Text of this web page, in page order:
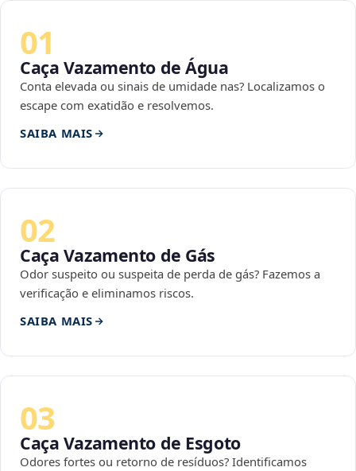
01
Caça Vazamento de Água
Conta elevada ou sinais de umidade nas? Localizamos o
escape com exatidão e resolvemos.
SAIBA MAIS
02
Caça Vazamento de Gás
Odor suspeito ou suspeita de perda de gás? Fazemos a
verificação e eliminamos riscos.
SAIBA MAIS
03
Caça Vazamento de Esgoto
Odores fortes ou retorno de resíduos? Identificamos